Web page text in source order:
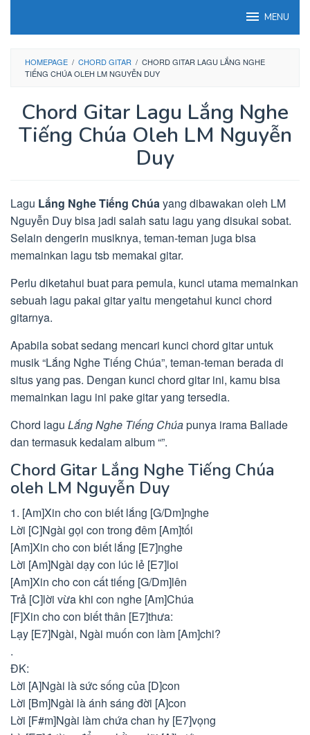
MENU
HOMEPAGE / CHORD GITAR / CHORD GITAR LAGU LẮNG NGHE
TIẾNG CHÚA OLEH LM NGUYỄN DUY
Chord Gitar Lagu Lắng Nghe
Tiếng Chúa Oleh LM Nguyễn
Duy
Lagu Lắng Nghe Tiếng Chúayang dibawakan oleh LM
Nguyễn Duy bisa jadi salah satu lagu yang disukai sobat.
Selain dengerin musiknya, teman-teman juga bisa
memainkan lagu tsb memakai gitar.
Perlu diketahui buat para pemula, kunci utama memainkan
sebuah lagu pakai gitar yaitu mengetahui kunci chord
gitarnya.
Apabila sobat sedang mencari kunci chord gitar untuk
musik “Lắng Nghe Tiếng Chúa”, teman-teman berada di
situs yang pas. Dengan kunci chord gitar ini, kamu bisa
memainkan lagu ini pake gitar yang tersedia.
Chord lagu Lắng Nghe Tiếng Chúapunya irama Ballade
dan termasuk kedalam album “”.
Chord Gitar Lắng Nghe Tiếng Chúa
oleh LM Nguyễn Duy
1. [Am]Xin cho con biết lắng [G/Dm]nghe
Lời [C]Ngài gọi con trong đêm [Am]tối
[Am]Xin cho con biết lắng [E7]nghe
Lời [Am]Ngài dạy con lúc lẻ [E7]loi
[Am]Xin cho con cất tiếng [G/Dm]lên
Trả [C]lời vừa khi con nghe [Am]Chúa
[F]Xin cho con biết thân [E7]thưa:
Lạy [E7]Ngài, Ngài muốn con làm [Am]chi?
.
ÐK:
Lời [A]Ngài là sức sống của [D]con
Lời [Bm]Ngài là ánh sáng đời [A]con
Lời [F#m]Ngài làm chứa chan hy [E7]vọng